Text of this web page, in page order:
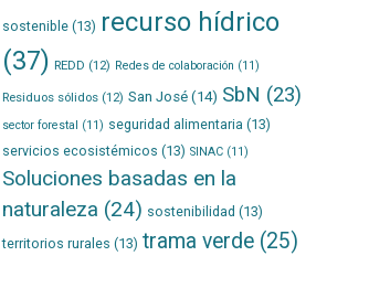
sostenible(13) recurso hídrico
(37) REDD (12) Redes de colaboración (11)
Residuos sólidos(12) San José(14) SbN (23)
sector forestal (11) seguridad alimentaria (13)
servicios ecosistémicos (13) SINAC(11)
Soluciones basadas en la
naturaleza (24) sostenibilidad (13)
territorios rurales (13) trama verde(25)